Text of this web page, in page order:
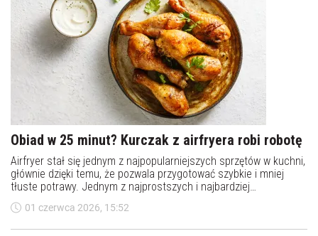
Obiad w 25 minut? Kurczak z airfryera robi robotę
Airfryer stał się jednym z najpopularniejszych sprzętów w kuchni,
głównie dzięki temu, że pozwala przygotować szybkie i mniej
tłuste potrawy. Jednym z najprostszych i najbardziej
uniwersalnych dań jest kurczak z airfryera - chrupiący z
zewnątrz, a jednocześnie soczysty w środku.
01 czerwca 2026, 15:52